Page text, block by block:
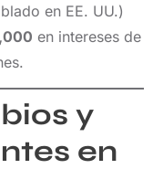
en EE. UU.)
en intereses de
y
en